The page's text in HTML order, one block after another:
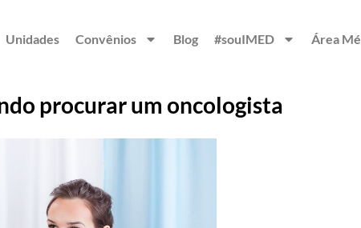
Unidades Convênios Blog #souIMED Área
procurar um oncologista